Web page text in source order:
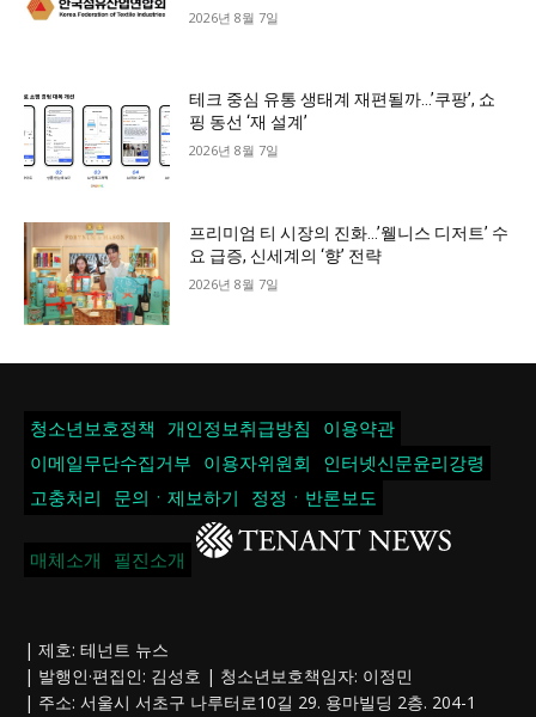
2026년 8월 7일
테크 중심 유통 생태계 재편될까…’쿠팡’, 쇼
핑 동선 ‘재 설계’
2026년 8월 7일
프리미엄 티 시장의 진화…’웰니스 디저트’ 수
요 급증, 신세계의 ‘향’ 전략
2026년 8월 7일
청소년보호정책 개인정보취급방침
이용약관
이메일무단수집거부
이용자위원회
인터넷신문윤리강령
고충처리
문의ㆍ제보하기 정정ㆍ반론보도
매체소개 필진소개
| 제호: 테넌트 뉴스
| 발행인·편집인: 김성호 | 청소년보호책임자: 이정민
| 주소: 서울시 서초구 나루터로10길 29. 용마빌딩 2층. 204-1